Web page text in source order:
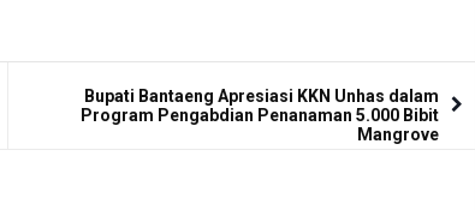
Bupati Bantaeng Apresiasi KKN Unhas dalam
Program Pengabdian Penanaman 5.000 Bibit
Mangrove